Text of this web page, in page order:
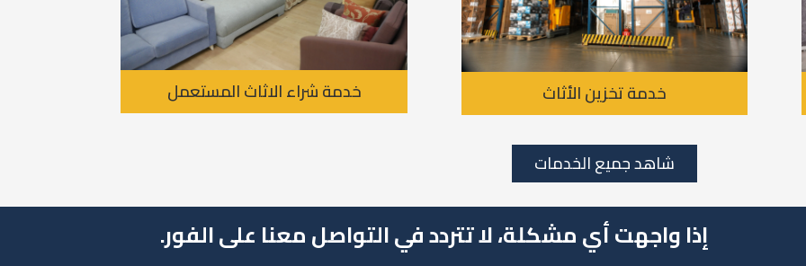
خدمة شراء الاثاث المستعمل خدمة تخزين الأثاث
شاهد جميع الخدمات
إذا واجهت أي مشكلة، لا تتردد في التواصل معنا على الفور.